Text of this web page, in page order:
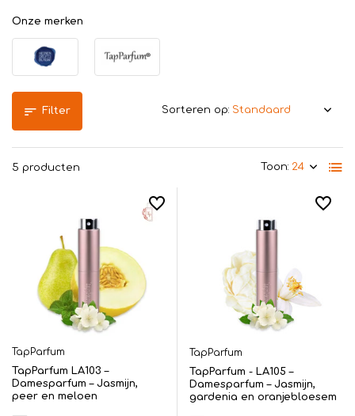
Onze merken
Filter
5 producten Toon:
Sorteren op:
TapParfum
TapParfum LA103 –
Damesparfum – Jasmijn,
peer en meloen
TapParfum
TapParfum - LA105 –
Damesparfum – Jasmijn,
gardenia en oranjebloesem